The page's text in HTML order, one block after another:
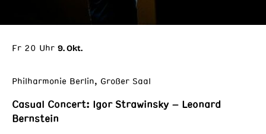
Fr 20 Uhr 9. Okt.
Philharmonie Berlin, Großer Saal
Casual Concert: Igor Strawinsky – Leonard
Bernstein